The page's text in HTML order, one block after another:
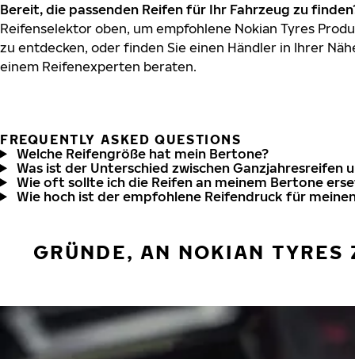
Bereit, die passenden Reifen für Ihr Fahrzeug zu
Reifenselektor oben, um empfohlene Nokian Tyres
zu entdecken, oder finden Sie einen Händler in Ihrer
einem Reifenexperten beraten.
FREQUENTLY ASKED QUESTIONS
Welche Reifengröße hat mein Bertone?
Was ist der Unterschied zwischen Ganzjahresreifen
Wie oft sollte ich die Reifen an meinem Bertone
Wie hoch ist der empfohlene Reifendruck für
GRÜNDE, AN NOKIAN TYRES